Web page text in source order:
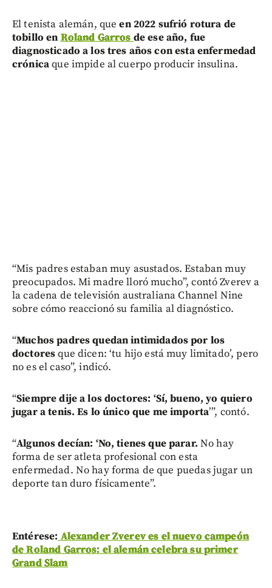
El tenista alemán, queen 2022 sufrió rotura de
tobillo en Roland Garros de ese año, fue
diagnosticado a los tres años con esta enfermedad
crónicaque impide al cuerpo producir insulina.
“Mis padres estaban muy asustados. Estaban muy
preocupados. Mi madre lloró mucho”, contó Zverev a
la cadena de televisión australiana Channel Nine
sobre cómo reaccionó su familia al diagnóstico.
“Muchos padres quedan intimidados por los
doctoresque dicen: ‘tu hijo está muy limitado’, pero
no es el caso”, indicó.
“Siempre dije a los doctores: ‘Sí, bueno, yo quiero
jugar a tenis. Es lo único que me importa’”, contó.
“Algunos decían: ‘No, tienes que parar.No hay
forma de ser atleta profesional con esta
enfermedad. No hay forma de que puedas jugar un
deporte tan duro físicamente”.
Entérese: Alexander Zverev es el nuevo campeón
de Roland Garros: el alemán celebra su primer
Grand Slam